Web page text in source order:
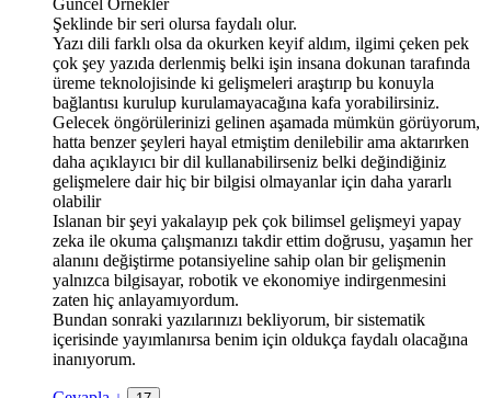
Güncel Örnekler
Şeklinde bir seri olursa faydalı olur.
Yazı dili farklı olsa da okurken keyif aldım, ilgimi çeken pek
çok şey yazıda derlenmiş belki işin insana dokunan tarafında
üreme teknolojisinde ki gelişmeleri araştırıp bu konuyla
bağlantısı kurulup kurulamayacağına kafa yorabilirsiniz.
Gelecek öngörülerinizi gelinen aşamada mümkün görüyorum,
hatta benzer şeyleri hayal etmiştim denilebilir ama aktarırken
daha açıklayıcı bir dil kullanabilirseniz belki değindiğiniz
gelişmelere dair hiç bir bilgisi olmayanlar için daha yararlı
olabilir
Islanan bir şeyi yakalayıp pek çok bilimsel gelişmeyi yapay
zeka ile okuma çalışmanızı takdir ettim doğrusu, yaşamın her
alanını değiştirme potansiyeline sahip olan bir gelişmenin
yalnızca bilgisayar, robotik ve ekonomiye indirgenmesini
zaten hiç anlayamıyordum.
Bundan sonraki yazılarınızı bekliyorum, bir sistematik
içerisinde yayımlanırsa benim için oldukça faydalı olacağına
inanıyorum.